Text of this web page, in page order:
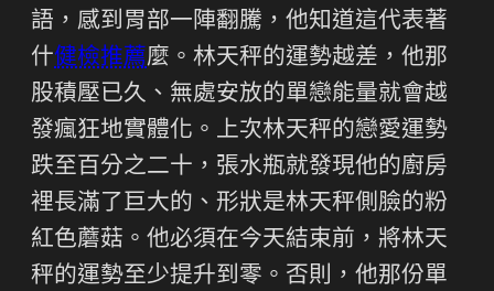
語，感到胃部一陣翻騰，他知道這代表著
什健檢推薦麼。林天秤的運勢越差，他那
股積壓已久、無處安放的單戀能量就會越
發瘋狂地實體化。上次林天秤的戀愛運勢
跌至百分之二十，張水瓶就發現他的廚房
裡長滿了巨大的、形狀是林天秤側臉的粉
紅色蘑菇。他必須在今天結束前，將林天
秤的運勢至少提升到零。否則，他那份單